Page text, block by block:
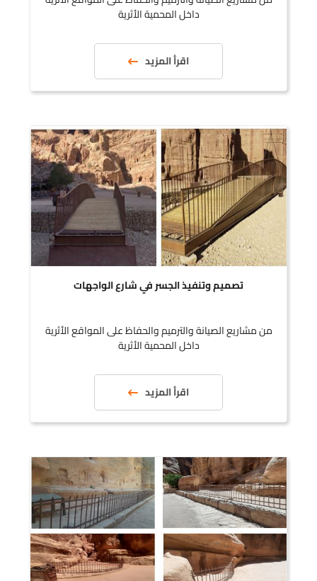
داخل المحمية الأثرية
اقرأ المزيد
تصميم وتنفيذ الجسر في شارع الواجهات
من مشاريع الصيانة والترميم والحفاظ على المواقع الأثرية
داخل المحمية الأثرية
اقرأ المزيد